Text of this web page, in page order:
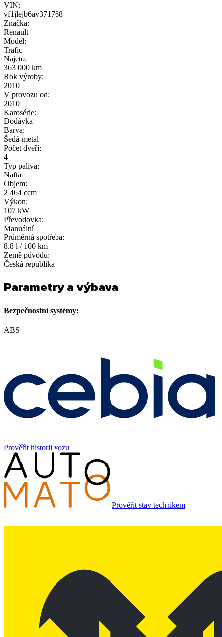
VIN:
vf1jlejb6av371768
Značka:
Renault
Model:
Trafic
Najeto:
363 000 km
Rok výroby:
2010
V provozu od:
2010
Karosérie:
Dodávka
Barva:
Šedá-metal
Počet dveří:
4
Typ paliva:
Nafta
Objem:
2 464 ccm
Výkon:
107 kW
Převodovka:
Manuální
Průměrná spotřeba:
8.8 l / 100 km
Země původu:
Česká republika
Parametry a výbava
Bezpečnostní systémy:
ABS
Prověřit historii vozu
Prověřit stav technikem